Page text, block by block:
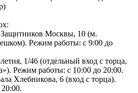
Москвы, 10 (м.
Режим работы: с 9:00 до
1/46 (отдельный вход с торца,
Режим работы: с 10:00 до 20:00.
Хлебникова, 6 (вход с торца).